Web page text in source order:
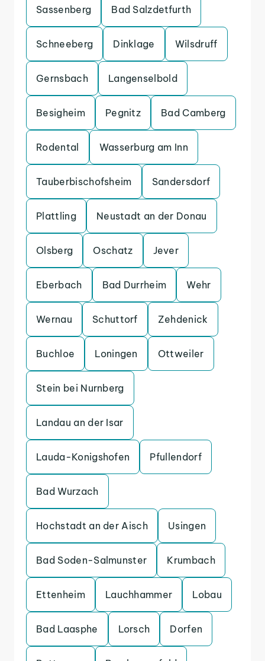
Sassenberg Bad Salzdetfurth
Schneeberg Dinklage Wilsdruff
Gernsbach Langenselbold
Besigheim Pegnitz Bad Camberg
Rodental Wasserburg am Inn
Tauberbischofsheim Sandersdorf
Plattling Neustadt an der Donau
Olsberg Oschatz Jever
Eberbach Bad Durrheim Wehr
Wernau Schuttorf Zehdenick
Buchloe Loningen Ottweiler
Stein bei Nurnberg
Landau an der Isar
Lauda-Konigshofen Pfullendorf
Bad Wurzach
Hochstadt an der Aisch Usingen
Bad Soden-Salmunster Krumbach
Ettenheim Lauchhammer Lobau
Bad Laasphe Lorsch Dorfen